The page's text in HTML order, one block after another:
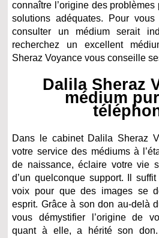
connaître l’origine des
solutions adéquates. Pour
consulter un médium serait
recherchez un excellent
Sheraz Voyance vous conseille
Dalila Sheraz
médium
Dans le cabinet Dalila Sheraz
votre service des médiums à
de naissance, éclaire votre vie
d’un quelconque support. Il
voix pour que des images se
esprit. Grâce à son don au-delà
vous démystifier l’origine de
quant à elle, a hérité son